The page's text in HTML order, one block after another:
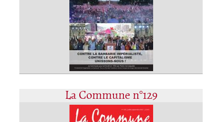
La Commune n°129